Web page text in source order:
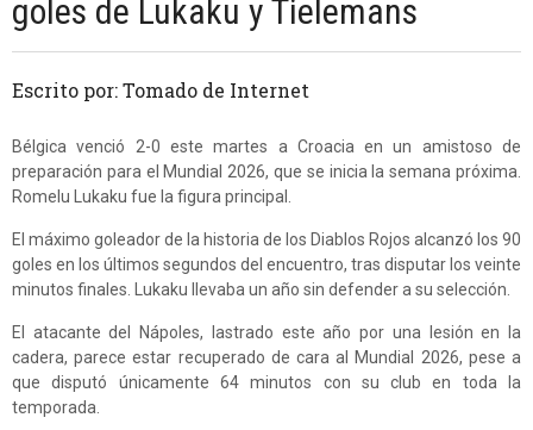
goles de Lukaku y Tielemans
Escrito por: Tomado de Internet
Bélgica venció 2-0 este martes a Croacia en un amistoso de
preparación para el Mundial 2026, que se inicia la semana próxima.
Romelu Lukaku fue la figura principal.
El máximo goleador de la historia de los Diablos Rojos alcanzó los 90
goles en los últimos segundos del encuentro, tras disputar los veinte
minutos finales. Lukaku llevaba un año sin defender a su selección.
El atacante del Nápoles, lastrado este año por una lesión en la
cadera, parece estar recuperado de cara al Mundial 2026, pese a
que disputó únicamente 64 minutos con su club en toda la
temporada.